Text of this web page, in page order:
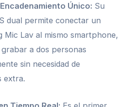
Único: Su
dual permite conectar un
Mic Lav al mismo smartphone,
a dos personas
sin necesidad de
extra.